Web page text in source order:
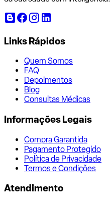
Links Rápidos
Quem Somos
FAQ
Depoimentos
Blog
Consultas Médicas
Informações Legais
Compra Garantida
Pagamento Protegido
Política de Privacidade
Termos e Condições
Atendimento